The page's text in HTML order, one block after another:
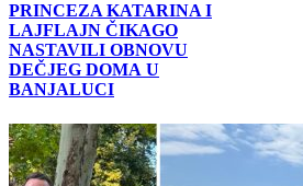
PRINCEZA KATARINA I
LAJFLAJN ČIKAGO
NASTAVILI OBNOVU
DEČJEG DOMА U
BANJALUCI